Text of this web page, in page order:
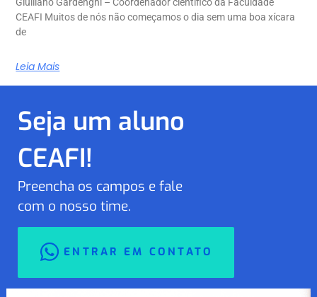
CEAFI Muitos de nós não começamos o dia sem uma boa xícara
de
Leia Mais
Seja um aluno
CEAFI!
Preencha os campos e fale
com o nosso time.
ENTRAR EM CONTATO